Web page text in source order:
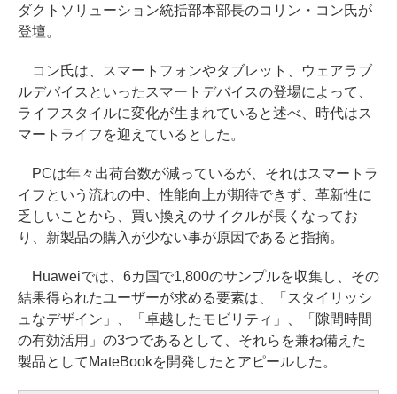
ダクトソリューション統括部本部長のコリン・コン氏が
登壇。
コン氏は、スマートフォンやタブレット、ウェアラブ
ルデバイスといったスマートデバイスの登場によって、
ライフスタイルに変化が生まれていると述べ、時代はス
マートライフを迎えているとした。
PCは年々出荷台数が減っているが、それはスマートラ
イフという流れの中、性能向上が期待できず、革新性に
乏しいことから、買い換えのサイクルが長くなってお
り、新製品の購入が少ない事が原因であると指摘。
Huaweiでは、6カ国で1,800のサンプルを収集し、その
結果得られたユーザーが求める要素は、「スタイリッシ
ュなデザイン」、「卓越したモビリティ」、「隙間時間
の有効活用」の3つであるとして、それらを兼ね備えた
製品としてMateBookを開発したとアピールした。